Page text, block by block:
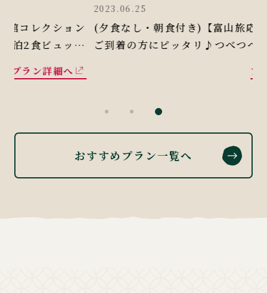
(夕食なし・朝食付き)【富山旅応援】ゆったり
ご到着の方にピッタリ♪つべつべの宇奈月の名
グに舌鼓♪1泊朝食付きプラン！
おすすめプラン一覧へ